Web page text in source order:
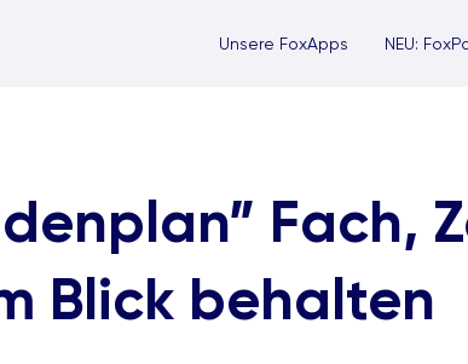
Unsere FoxApps NEU:
Fach,
Blick behalten